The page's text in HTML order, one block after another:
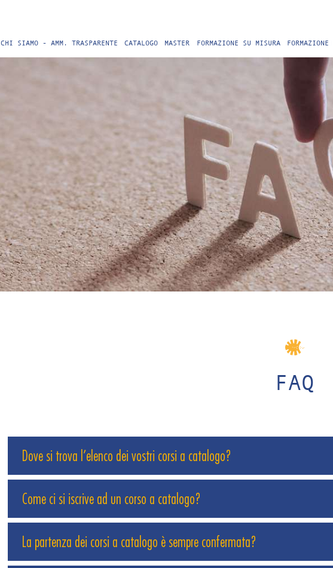
CHI SIAMO - AMM. TRASPARENTE CATALOGO MASTER FORMAZIONE SU MISURA
FAQ
Dove si trova l’elenco dei vostri corsi a catalogo?
Come ci si iscrive ad un corso a catalogo?
La partenza dei corsi a catalogo è sempre confermata?